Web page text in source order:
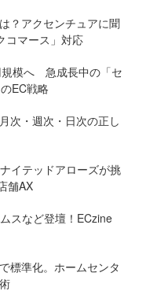
？アクセンチュアに聞
コマース」対応
規模へ 急成長中の「セ
EC戦略
次・週次・日次の正し
イテッドアローズが挑
舗AX
スなど登壇！ECzine
標準化。ホームセンタ